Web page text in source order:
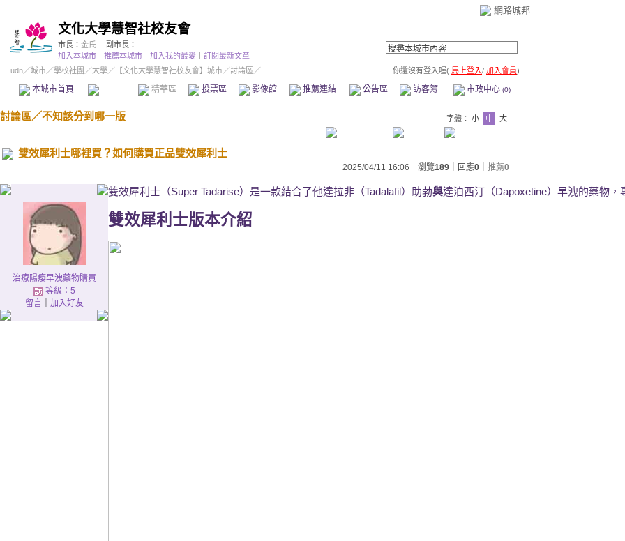
網路城邦
文化大學慧智社校友會
市長： 金氏
副市長：
加入本城市
推薦本城市 加入我的最愛
訂閱最新文章
udn／城市／學校社團 ／大學／ 【文化大學慧智社校友會】城市／討論區／ 你還沒有登入喔( 馬上登入/ 加入會員)
本城市首頁 精華區 投票區 影像館 推薦連結 公告區 訪客簿 市政中心 (0)
討論區／不知該分到哪一版 字體： 小 中 大
雙效犀利士哪裡買？如何購買正品雙效犀利士
2025/04/11 16:06 瀏覽189 ｜回應0 推薦0
治療陽痿早洩藥物購買
等級：5
留言｜ 加入好友
雙效犀利士（Super Tadarise）是一款結合了他達拉非（Tadalafil）助勃與達泊西汀（Dapoxetine）早洩的藥物
雙效犀利士版本介紹